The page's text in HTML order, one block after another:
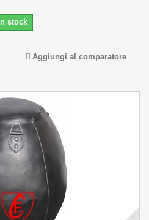
In stock
Aggiungi al comparatore